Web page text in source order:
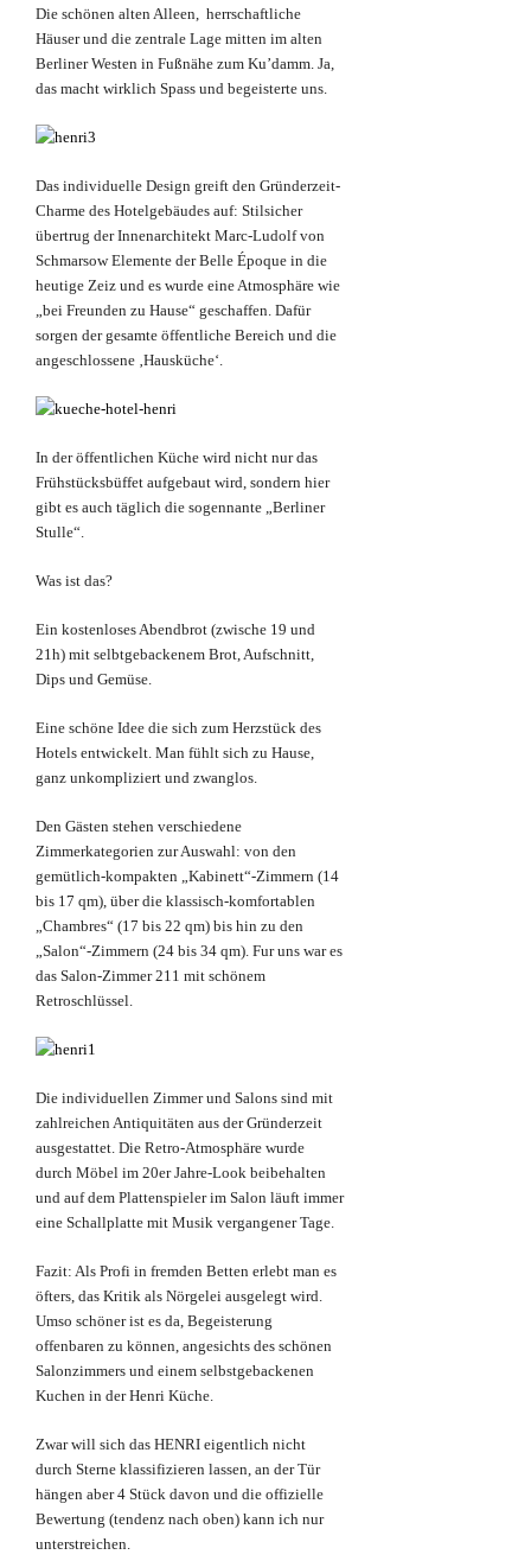
Die schönen alten Alleen, herrschaftliche
Häuser und die zentrale Lage mitten im alten
Berliner Westen in Fußnähe zum Ku’damm. Ja,
das macht wirklich Spass und begeisterte uns.
Das individuelle Design greift den Gründerzeit-
Charme des Hotelgebäudes auf: Stilsicher
übertrug der Innenarchitekt Marc-Ludolf von
Schmarsow Elemente der Belle Époque in die
heutige Zeiz und es wurde eine Atmosphäre wie
„bei Freunden zu Hause“ geschaffen. Dafür
sorgen der gesamte öffentliche Bereich und die
angeschlossene ‚Hausküche‘.
In der öffentlichen Küche wird nicht nur das
Frühstücksbüffet aufgebaut wird, sondern hier
gibt es auch täglich die sogennante „Berliner
Stulle“.
Was ist das?
Ein kostenloses Abendbrot (zwische 19 und
21h) mit selbtgebackenem Brot, Aufschnitt,
Dips und Gemüse.
Eine schöne Idee die sich zum Herzstück des
Hotels entwickelt. Man fühlt sich zu Hause,
ganz unkompliziert und zwanglos.
Den Gästen stehen verschiedene
Zimmerkategorien zur Auswahl: von den
gemütlich-kompakten „Kabinett“-Zimmern (14
bis 17 qm), über die klassisch-komfortablen
„Chambres“ (17 bis 22 qm) bis hin zu den
„Salon“-Zimmern (24 bis 34 qm). Fur uns war es
das Salon-Zimmer 211 mit schönem
Retroschlüssel.
Die individuellen Zimmer und Salons sind mit
zahlreichen Antiquitäten aus der Gründerzeit
ausgestattet. Die Retro-Atmosphäre wurde
durch Möbel im 20er Jahre-Look beibehalten
und auf dem Plattenspieler im Salon läuft immer
eine Schallplatte mit Musik vergangener Tage.
Fazit: Als Profi in fremden Betten erlebt man es
öfters, das Kritik als Nörgelei ausgelegt wird.
Umso schöner ist es da, Begeisterung
offenbaren zu können, angesichts des schönen
Salonzimmers und einem selbstgebackenen
Kuchen in der Henri Küche.
Zwar will sich das HENRI eigentlich nicht
durch Sterne klassifizieren lassen, an der Tür
hängen aber 4 Stück davon und die offizielle
Bewertung (tendenz nach oben) kann ich nur
unterstreichen.